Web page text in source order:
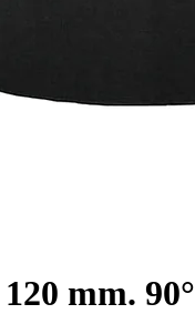
mm. 90°